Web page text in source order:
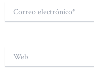
electrónico*